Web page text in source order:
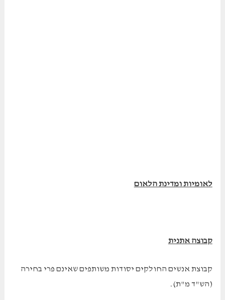
לאומיות ומדינת הלאום
קבוצה אתנית
קבוצת אנשים החולקים יסודות משותפים שאינם פרי בחירה
(הש"ד מ"ת).